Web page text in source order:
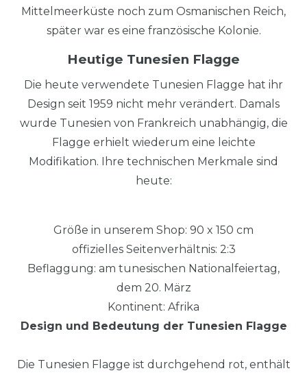
Mittelmeerküste noch zum Osmanischen Reich,
später war es eine französische Kolonie.
Heutige Tunesien Flagge
Die heute verwendete Tunesien Flagge hat ihr
Design seit 1959 nicht mehr verändert. Damals
wurde Tunesien von Frankreich unabhängig, die
Flagge erhielt wiederum eine leichte
Modifikation. Ihre technischen Merkmale sind
heute:
Größe in unserem Shop: 90 x 150 cm
offizielles Seitenverhältnis: 2:3
Beflaggung: am tunesischen Nationalfeiertag,
dem 20. März
Kontinent: Afrika
Design und Bedeutung der Tunesien Flagge
Die Tunesien Flagge ist durchgehend rot, enthält